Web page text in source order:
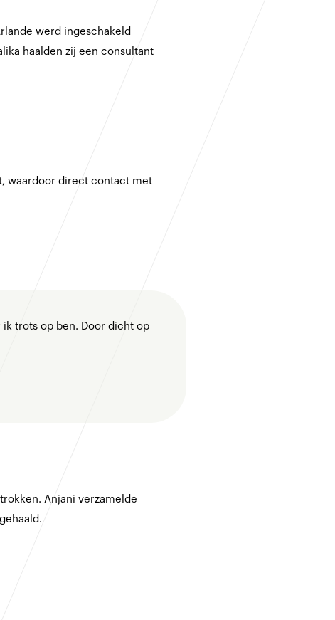
werd ingeschakeld
haalden zij een consultant
waardoor direct contact met
ik trots op ben. Door dicht op
Anjani verzamelde